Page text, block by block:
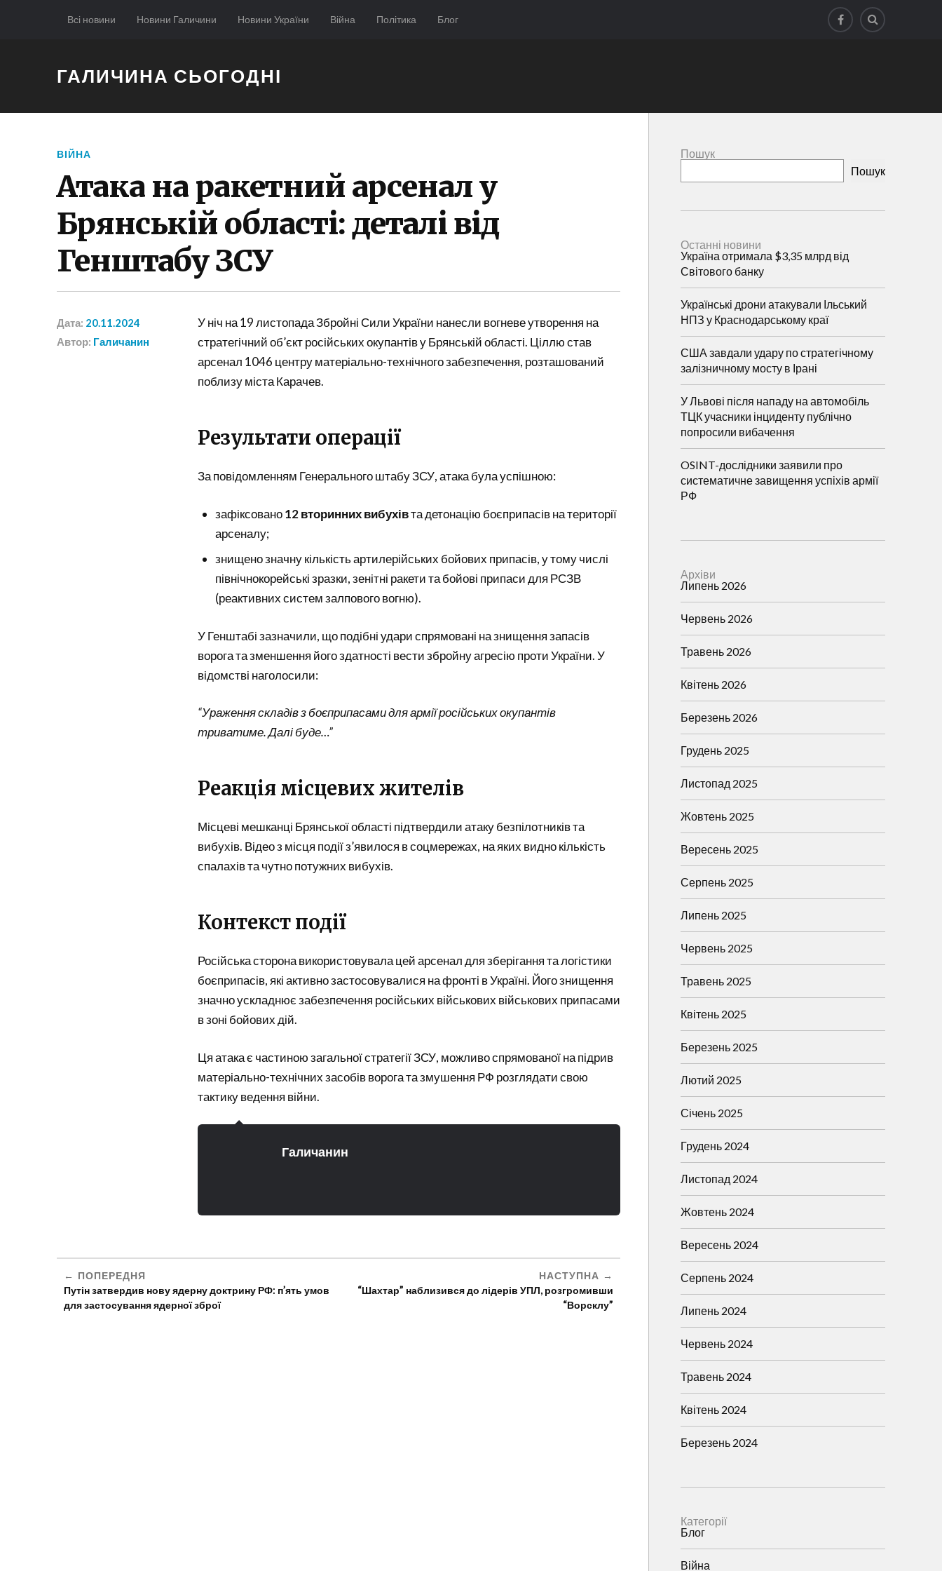
Всі новини Новини Галичини Новини України Війна Політика Блог
ГАЛИЧИНА СЬОГОДНІ
ВІЙНА
Атака на ракетний арсенал у
Брянській області: деталі від
Генштабу ЗСУ
Дата: 20.11.2024
Автор: Галичанин
У ніч на 19 листопада Збройні Сили України нанесли вогневе утворення на
стратегічний об’єкт російських окупантів у Брянській області. Ціллю став
арсенал 1046 центру матеріально-технічного забезпечення, розташований
поблизу міста Карачев.
Результати операції
За повідомленням Генерального штабу ЗСУ, атака була успішною:
зафіксовано12 вторинних вибухівта детонацію боєприпасів на території
арсеналу;
знищено значну кількість артилерійських бойових припасів, у тому числі
північнокорейські зразки, зенітні ракети та бойові припаси для РСЗВ
(реактивних систем залпового вогню).
У Генштабі зазначили, що подібні удари спрямовані на знищення запасів
ворога та зменшення його здатності вести збройну агресію проти України. У
відомстві наголосили:
“Ураження складів з боєприпасами для армії російських окупантів
триватиме. Далі буде…”
Реакція місцевих жителів
Місцеві мешканці Брянської області підтвердили атаку безпілотників та
вибухів. Відео з місця події з’явилося в соцмережах, на яких видно кількість
спалахів та чутно потужних вибухів.
Контекст події
Російська сторона використовувала цей арсенал для зберігання та логістики
боєприпасів, які активно застосовувалися на фронті в Україні. Його знищення
значно ускладнює забезпечення російських військових військових припасами
в зоні бойових дій.
Ця атака є частиною загальної стратегії ЗСУ, можливо спрямованої на підрив
матеріально-технічних засобів ворога та змушення РФ розглядати свою
тактику ведення війни.
Галичанин
ПОПЕРЕДНЯ
Путін затвердив нову ядерну доктрину РФ: п’ять умов
для застосування ядерної зброї
НАСТУПНА
“Шахтар” наблизився до лідерів УПЛ, розгромивши
“Ворсклу”
Пошук
Пошук
Останні новини
Україна отримала $3,35 млрд від
Світового банку
Українські дрони атакували Ільський
НПЗ у Краснодарському краї
США завдали удару по стратегічному
залізничному мосту в Ірані
У Львові після нападу на автомобіль
ТЦК учасники інциденту публічно
попросили вибачення
OSINT-дослідники заявили про
систематичне завищення успіхів армії
РФ
Архіви
Липень 2026
Червень 2026
Травень 2026
Квітень 2026
Березень 2026
Грудень 2025
Листопад 2025
Жовтень 2025
Вересень 2025
Серпень 2025
Липень 2025
Червень 2025
Травень 2025
Квітень 2025
Березень 2025
Лютий 2025
Січень 2025
Грудень 2024
Листопад 2024
Жовтень 2024
Вересень 2024
Серпень 2024
Липень 2024
Червень 2024
Травень 2024
Квітень 2024
Березень 2024
Категорії
Блог
Війна